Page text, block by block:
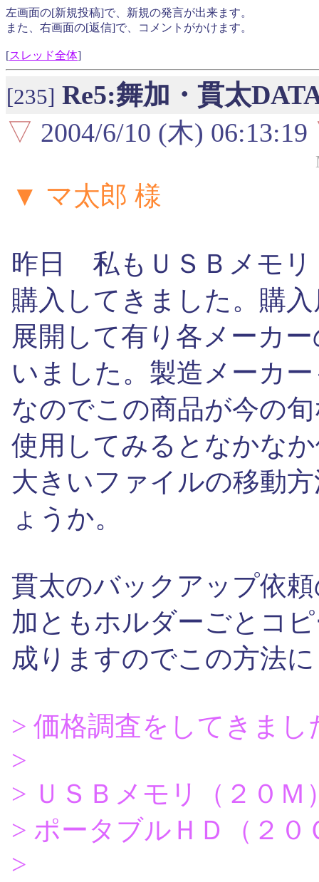
左画面の[新規投稿]で、新規の発言が出来ます。
また、右画面の[返信]で、コメントがかけます。
[スレッド全体]
[235] Re5:舞加・貫太
▽ 2004/6/10 (木) 06:13:19
▼ マ太郎 様
昨日 私もＵＳＢメモリ
購入してきました。購
展開して有り各メーカ
いました。製造メーカ
なのでこの商品が今の
使用してみるとなかな
大きいファイルの移動
ょうか。
貫太のバックアップ依
加ともホルダーごとコ
成りますのでこの方法
> 価格調査をしてきまし
>
> ＵＳＢメモリ（２０
> ポータブルＨＤ（２０
>